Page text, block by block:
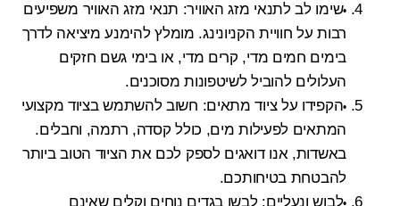
שימו לב לתנאי מזג האוויר: תנאי מזג האוויר משפיעים
רבות על חוויית הקניונינג. מומלץ להימנע מיציאה לדרך
בימים חמים מדי, קרים מדי, או בימי גשם חזקים
העלולים להוביל לשיטפונות מסוכנים.
הקפידו על ציוד מתאים: חשוב להשתמש בציוד מקצועי
המתאים לפעילות מים, כולל קסדה, רתמה, וחבלים.
באשדות, אנו דואגים לספק לכם את הציוד הטוב ביותר
להבטחת בטיחותכם.
לבוש ונעליים: לבשו בגדים נוחים וקלים שאינם